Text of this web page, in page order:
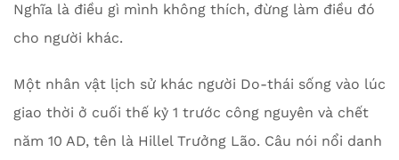
Nghĩa là điều gì mình không thích, đừng làm điều đó
cho người khác.
Một nhân vật lịch sử khác người Do-thái sống vào lúc
giao thời ở cuối thế kỷ 1 trước công nguyên và chết
năm 10 AD, tên là Hillel Trưởng Lão. Câu nói nổi danh